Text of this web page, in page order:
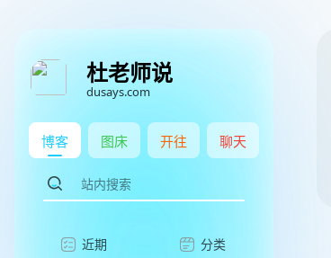
杜老师说
dusays.com
博客 图床 开往 聊天
近期 分类